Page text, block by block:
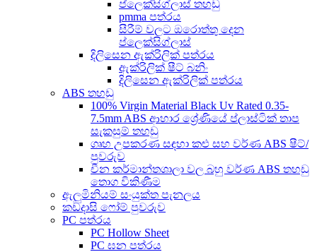
ප්ලෙක්සිග්ලාස් තහඩු
pmma පත්රය
සීරීම් වලට ඔරොත්තු දෙන
ප්ලෙක්සිග්ලාස්
දිලිසෙන ඇක්රිලික් පත්රය
ඇක්රිලික් ෂීට් බනිං
දිලිසෙන ඇක්රිලික් පත්රය
ABS තහඩු
100% Virgin Material Black Uv Rated 0.35-
7.5mm ABS ආහාර ශ්‍රේණියේ ප්ලාස්ටික් තාප
සැකසුම් තහඩු
ගෘහ උපකරණ සඳහා කළු සහ වර්ණ ABS ෂීට්/
පුවරුව
චීන කර්මාන්තශාලා වල බහු වර්ණ ABS තහඩු
තොග විකිණීම
ඇලුමිනියම් සංයුක්ත පැනලය
කඩදාසි ෆෝම් පුවරුව
PC පත්රය
PC Hollow Sheet
PC ඝන පත්රය